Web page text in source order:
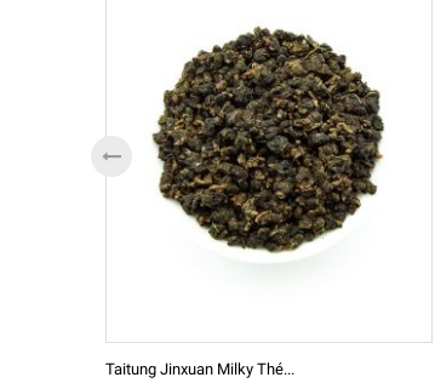
Taitung Jinxuan Milky Thé...